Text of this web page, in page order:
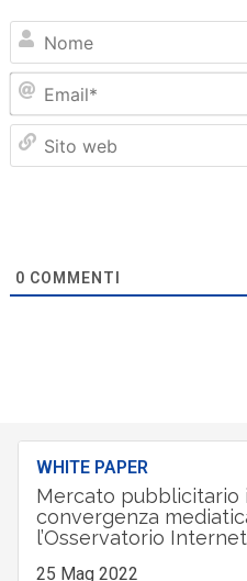
0 COMMENTI
WHITE PAPER
Mercato pubblicitario
convergenza
l’Osservatorio
25 Mag 2022